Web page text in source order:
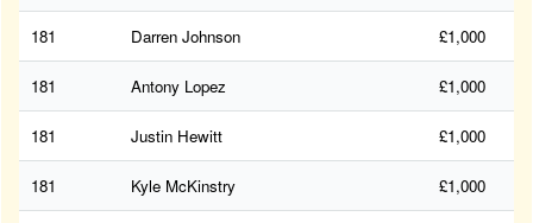
181 Darren Johnson £1,000
181 Antony Lopez £1,000
181 Justin Hewitt £1,000
181 Kyle McKinstry £1,000